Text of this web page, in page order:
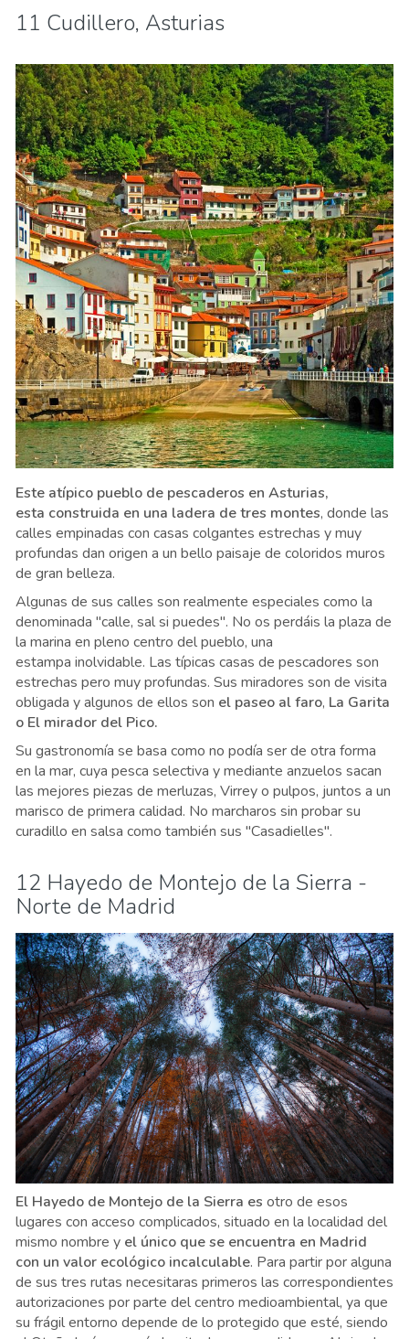
11 Cudillero, Asturias
Este atípico pueblo de pescaderos en Asturias,
esta construida en una ladera de tres montes, donde las
calles empinadas con casas colgantes estrechas y muy
profundas dan origen a un bello paisaje de coloridos muros
de gran belleza.
Algunas de sus calles son realmente especiales como la
denominada "calle, sal si puedes". No os perdáis la plaza de
la marina en pleno centro del pueblo, una
estampa inolvidable. Las típicas casas de pescadores son
estrechas pero muy profundas. Sus miradores son de visita
obligada y algunos de ellos son el paseo al faro, La Garita
o El mirador del Pico.
Su gastronomía se basa como no podía ser de otra forma
en la mar, cuya pesca selectiva y mediante anzuelos sacan
las mejores piezas de merluzas, Virrey o pulpos, juntos a un
marisco de primera calidad. No marcharos sin probar su
curadillo en salsa como también sus "Casadielles".
12 Hayedo de Montejo de la Sierra -
Norte de Madrid
El Hayedo de Montejo de la Sierra es otro de esos
lugares con acceso complicados, situado en la localidad del
mismo nombre y el único que se encuentra en Madrid
con un valor ecológico incalculable. Para partir por alguna
de sus tres rutas necesitaras primeros las correspondientes
autorizaciones por parte del centro medioambiental, ya que
su frágil entorno depende de lo protegido que esté, siendo